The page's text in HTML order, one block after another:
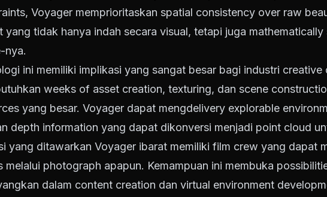
Voyager memprioritaskan spatial consistency over raw
yang tidak hanya indah secara visual, tetapi juga
nya.
ini memiliki implikasi yang sangat besar bagi industri
weeks of asset creation, texturing, dan scene
yang besar. Voyager dapat mengdelivery explorable
depth information yang dapat dikonversi menjadi point cloud
yang ditawarkan Voyager ibarat memiliki film crew yang dapat
melalui photograph apapun. Kemampuan ini membuka
dalam content creation dan virtual environment